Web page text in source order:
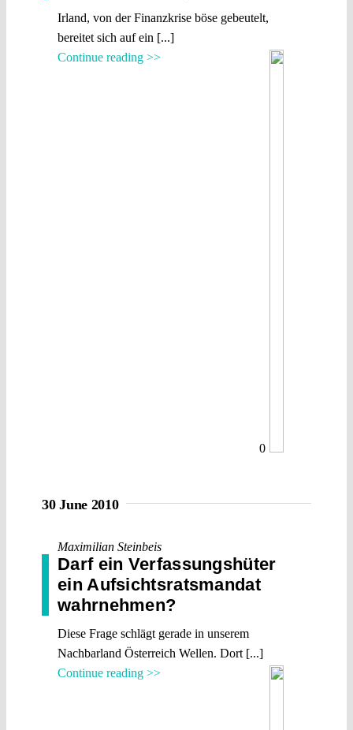
Irland, von der Finanzkrise böse gebeutelt,
bereitet sich auf ein [...]
Continue reading >>
0
30 June 2010
Maximilian Steinbeis
Darf ein Verfassungshüter
ein Aufsichtsratsmandat
wahrnehmen?
Diese Frage schlägt gerade in unserem
Nachbarland Österreich Wellen. Dort [...]
Continue reading >>